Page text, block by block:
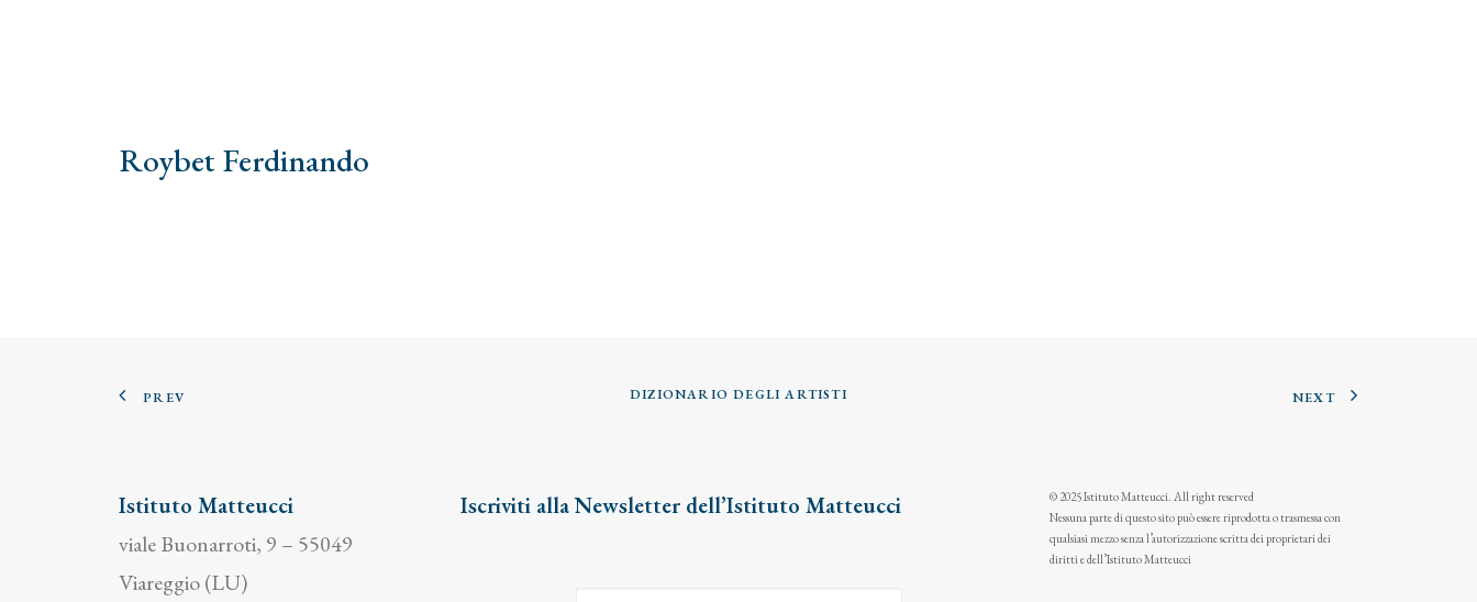
Roybet Ferdinando
PREV DIZIONARIO DEGLI ARTISTI NEXT
Istituto Matteucci
viale Buonarroti, 9 – 55049
Viareggio (LU)
Iscriviti alla Newsletter dell’Istituto Matteucci
© 2025 Istituto Matteucci. All right reserved
Nessuna parte di questo sito può essere riprodotta o trasmessa con
qualsiasi mezzo senza l’autorizzazione scritta dei proprietari dei
diritti e dell’Istituto Matteucci